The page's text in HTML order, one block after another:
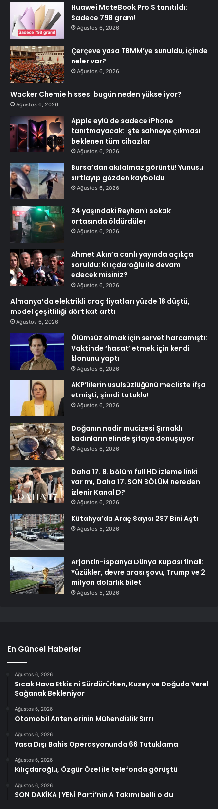
Huawei MateBook Pro S tanıtıldı:
Sadece 798 gram!
Ağustos 6, 2026
Çerçeve yasa TBMM’ye sunuldu, içinde
neler var?
Ağustos 6, 2026
Wacker Chemie hissesi bugün neden yükseliyor?
Ağustos 6, 2026
Apple eylülde sadece iPhone
tanıtmayacak: İşte sahneye çıkması
beklenen tüm cihazlar
Ağustos 6, 2026
Bursa’dan akılalmaz görüntü! Yunusu
sırtlayıp gözden kayboldu
Ağustos 6, 2026
24 yaşındaki Reyhan’ı sokak
ortasında öldürdüler
Ağustos 6, 2026
Ahmet Akın’a canlı yayında açıkça
soruldu: Kılıçdaroğlu ile devam
edecek misiniz?
Ağustos 6, 2026
Almanya’da elektrikli araç fiyatları yüzde 18 düştü,
model çeşitliliği dört kat arttı
Ağustos 6, 2026
Ölümsüz olmak için servet harcamıştı:
Vaktinde ‘hasat’ etmek için kendi
klonunu yaptı
Ağustos 6, 2026
AKP’lilerin usulsüzlüğünü mecliste ifşa
etmişti, şimdi tutuklu!
Ağustos 6, 2026
Doğanın nadir mucizesi Şırnaklı
kadınların elinde şifaya dönüşüyor
Ağustos 6, 2026
Daha 17. 8. bölüm full HD izleme linki
var mı, Daha 17. SON BÖLÜM nereden
izlenir Kanal D?
Ağustos 6, 2026
Kütahya’da Araç Sayısı 287 Bini Aştı
Ağustos 5, 2026
Arjantin-İspanya Dünya Kupası finali:
Yüzükler, devre arası şovu, Trump ve 2
milyon dolarlık bilet
Ağustos 5, 2026
En Güncel Haberler
Ağustos 6, 2026
Sıcak Hava Etkisini Sürdürürken, Kuzey ve Doğuda Yerel
Sağanak Bekleniyor
Ağustos 6, 2026
Otomobil Antenlerinin Mühendislik Sırrı
Ağustos 6, 2026
Yasa Dışı Bahis Operasyonunda 66 Tutuklama
Ağustos 6, 2026
Kılıçdaroğlu, Özgür Özel ile telefonda görüştü
Ağustos 6, 2026
SON DAKİKA | YENİ Parti’nin A Takımı belli oldu